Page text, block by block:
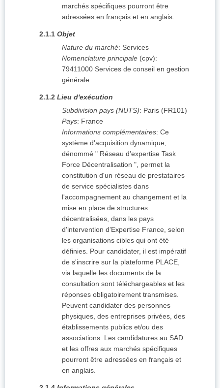
marchés spécifiques pourront être
adressées en français et en anglais.
2.1.1 Objet
Nature du marché: Services
Nomenclature principale (cpv):
79411000 Services de conseil en gestion
générale
2.1.2 Lieu d'exécution
Subdivision pays (NUTS): Paris (FR101)
Pays: France
Informations complémentaires: Ce
système d'acquisition dynamique,
dénommé " Réseau d'expertise Task
Force Décentralisation ", permet la
constitution d'un réseau de prestataires
de service spécialistes dans
l'accompagnement au changement et la
mise en place de structures
décentralisées, dans les pays
d'intervention d'Expertise France, selon
les organisations cibles qui ont été
définies. Pour candidater, il est impératif
de s'inscrire sur la plateforme PLACE,
via laquelle les documents de la
consultation sont téléchargeables et les
réponses obligatoirement transmises.
Peuvent candidater des personnes
physiques, des entreprises privées, des
établissements publics et/ou des
associations. Les candidatures au SAD
et les offres aux marchés spécifiques
pourront être adressées en français et
en anglais.